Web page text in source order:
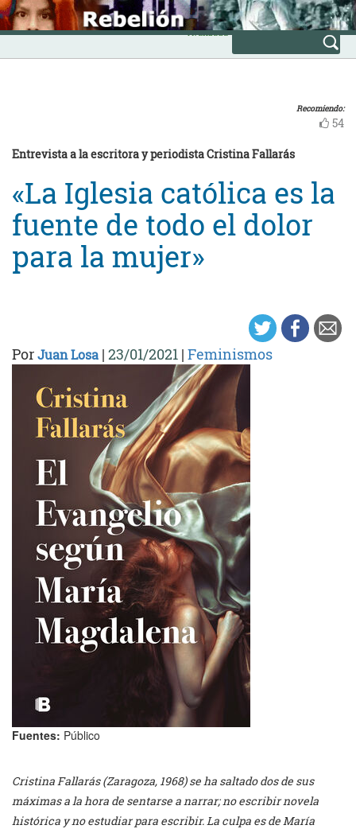
Skip
to
content
INICIO
Avanzada
Recomiendo:
54
Entrevista a la escritora y periodista Cristina Fallarás
«La Iglesia católica es la
fuente de todo el dolor
para la mujer»
PorJuan Losa | 23/01/2021 | Feminismos
Fuentes: Público
Cristina Fallarás (Zaragoza, 1968) se ha saltado dos de sus
máximas a la hora de sentarse a narrar; no escribir novela
histórica y no estudiar para escribir. La culpa es de María